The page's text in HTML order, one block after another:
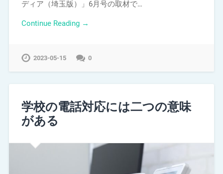
ディア（埼玉版）」6月号の取材で…
Continue Reading →
2023-05-15 0
学校の電話対応には二つの意味
がある